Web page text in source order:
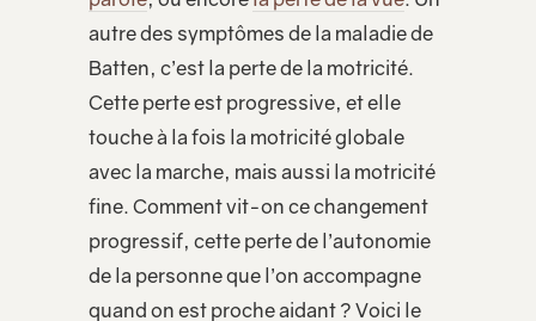
autre des symptômes de la maladie de
Batten, c’est la perte de la motricité.
Cette perte est progressive, et elle
touche à la fois la motricité globale
avec la marche, mais aussi la motricité
fine. Comment vit-on ce changement
progressif, cette perte de l’autonomie
de la personne que l’on accompagne
quand on est proche aidant ? Voici le